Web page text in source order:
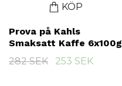
KÖP
Prova på Kahls
Smaksatt Kaffe 6x100g
282 SEK
253 SEK